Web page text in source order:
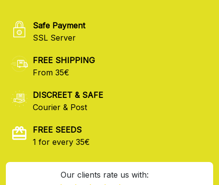
Safe Payment
SSL Server
FREE SHIPPING
From 35€
DISCREET & SAFE
Courier & Post
FREE SEEDS
1 for every 35€
Our clients rate us with: